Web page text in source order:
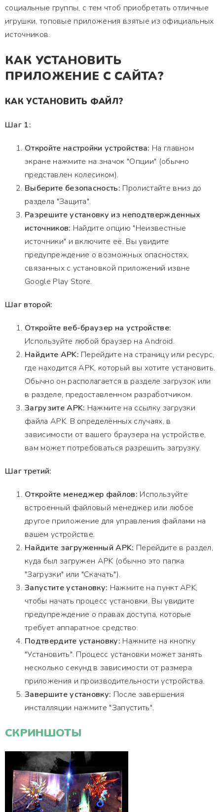
социальные группы, с тем чтоб приобретать отличные
игрушки, топовые приложения взятые из официальных
источников.
КАК УСТАНОВИТЬ
ПРИЛОЖЕНИЕ С САЙТА?
КАК УСТАНОВИТЬ ФАЙЛ?
Шаг 1:
Откройте настройки устройства: На главном
экране нажмите на значок "Опции" (обычно
представлен колесиком).
Выберите безопасность: Пролистайте вниз до
раздела "Защита".
Разрешите установку из неподтвержденных
источников: Найдите опцию "Неизвестные
источники" и включите её. Вы увидите
предупреждение о возможных опасностях,
связанных с установкой приложений извне
Google Play Store.
Шаг второй:
Откройте веб-браузер на устройстве:
Используйте любой браузер на Android.
Найдите APK: Перейдите на страницу или ресурс,
где находится APK, который вы хотите установить.
Обычно он располагается в разделе загрузок или
в разделе, предоставленном разработчиком.
Загрузите APK: Нажмите на ссылку загрузки
файла APK. В определённых случаях, в
зависимости от вашего браузера на устройстве,
вам может потребоваться разрешить загрузку.
Шаг третий:
Откройте менеджер файлов: Используйте
встроенный файловый менеджер или любое
другое приложение для управления файлами на
вашем устройстве.
Найдите загруженный APK: Перейдите в раздел,
куда был загружен APK (обычно это папка
"Загрузки" или "Скачать").
Запустите установку: Нажмите на пункт APK,
чтобы начать процесс установки. Вы увидите
предупреждение о правах доступа, которые
требует аппаратное средство.
Подтвердите установку: Нажмите на кнопку
"Установить". Процесс установки может занять
несколько секунд в зависимости от размера
приложения и производительности устройства.
Завершите установку: После завершения
инсталляции нажмите "Запустить".
СКРИНШОТЫ